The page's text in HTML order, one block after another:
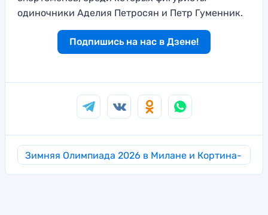
одиночники Аделия Петросян и Петр Гуменник.
Подпишись на нас в Дзене!
Зимняя Олимпиада 2026 в Милане и Кортина-
д’Ампеццо